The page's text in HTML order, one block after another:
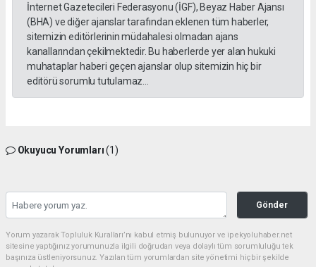
İnternet Gazetecileri Federasyonu (İGF), Beyaz Haber Ajansı
(BHA) ve diğer ajanslar tarafından eklenen tüm haberler,
sitemizin editörlerinin müdahalesi olmadan ajans
kanallarından çekilmektedir. Bu haberlerde yer alan hukuki
muhataplar haberi geçen ajanslar olup sitemizin hiç bir
editörü sorumlu tutulamaz...
Okuyucu Yorumları(1)
Gönder
Yorum yazarak Topluluk Kuralları’nı kabul etmiş bulunuyor ve ipekyoluhaber.net
sitesine yaptığınız yorumunuzla ilgili doğrudan veya dolaylı tüm sorumluluğu tek
başınıza üstleniyorsunuz. Yazılan tüm yorumlardan site yönetimi hiçbir şekilde